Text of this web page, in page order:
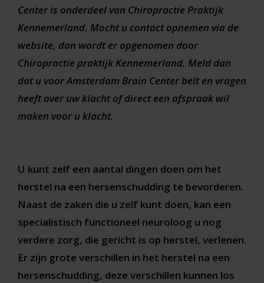
Center is onderdeel van Chiropractie Praktijk
Kennemerland. Mocht u contact opnemen via de
website, dan wordt er opgenomen door
Chiropractie praktijk Kennemerland. Meld dan
dat u voor Amsterdam Brain Center belt en vragen
heeft over uw klacht of direct een afspraak wil
maken voor u klacht.
U kunt zelf een aantal dingen doen om het
herstel na een hersenschudding te bevorderen.
Naast de zaken die u zelf kunt doen, kan een
specialistisch functioneel neuroloog u nog
verdere zorg, die gericht is op herstel, verlenen.
Er zijn grote verschillen in het herstel na een
hersenschudding, deze verschillen kunnen los